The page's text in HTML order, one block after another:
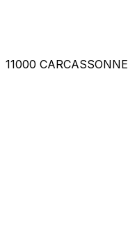
11000 CARCASSONNE